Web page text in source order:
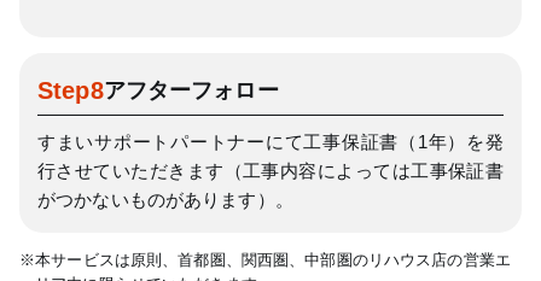
Step8アフターフォロー
すまいサポートパートナーにて工事保証書（1年）を発
行させていただきます （工事内容によっては工事保証書
がつかないものがあります）。
※本サービスは原則、首都圏、関西圏、中部圏のリハウス店の営業エ